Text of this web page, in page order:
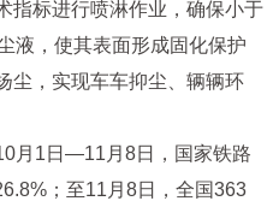
指标进行喷淋作业，确保小于
液，使其表面形成固化保护
尘，实现车车抑尘、辆辆环
月1日—11月8日，国家铁路
；至11月8日，全国363